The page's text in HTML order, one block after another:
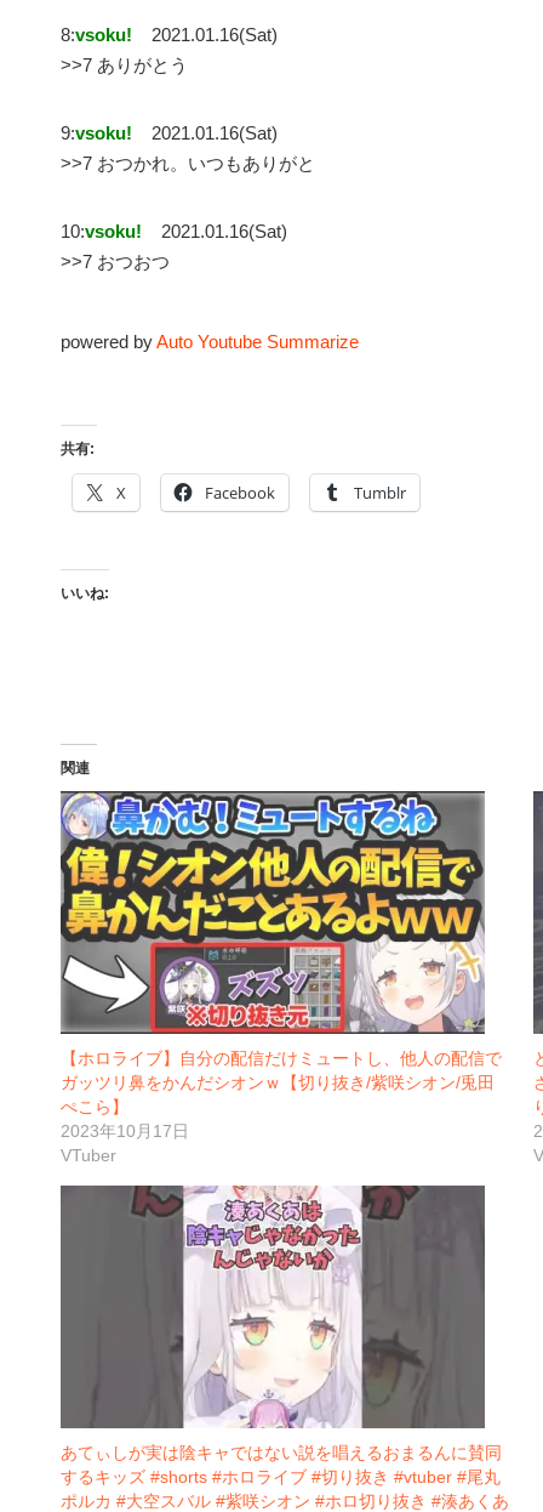
8:vsoku!
2021.01.16(Sat)
>>7 ありがとう
9:vsoku!
2021.01.16(Sat)
>>7 おつかれ。いつもありがと
10:vsoku!
2021.01.16(Sat)
>>7 おつおつ
powered byAuto Youtube Summarize
共有:
X Facebook Tumblr
いいね:
関連
【ホロライブ】自分の配信だけミュートし、他人の配信で
ガッツリ鼻をかんだシオンｗ【切り抜き/紫咲シオン/兎田
ぺこら】
2023年10月17日
VTuber
あてぃしが実は陰キャではない説を唱えるおまるんに賛同
するキッズ #shorts #ホロライブ #切り抜き #vtuber #尾丸
ポルカ #大空スバル #紫咲シオン #ホロ切り抜き #湊あくあ